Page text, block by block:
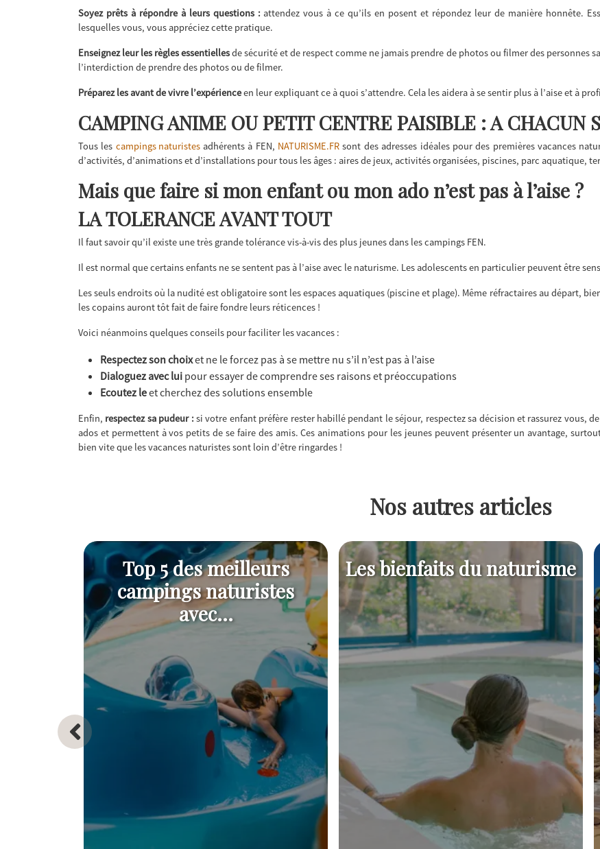
Soyez prêts à répondre à leurs questions :attendez vous à ce qu’ils en posent et répondez leur de manière honnête.
lesquelles vous, vous appréciez cette pratique.
Enseignez leur les règles essentiellesde sécurité et de respect comme ne jamais prendre de photos ou filmer des personnes
l’interdiction de prendre des photos ou de filmer.
Préparez les avant de vivre l’expérienceen leur expliquant ce à quoi s’attendre. Cela les aidera à se sentir plus à l’aise et à
CAMPING ANIME OU PETIT CENTRE PAISIBLE : A CHACUN
Tous les campings naturistesadhérents à FEN, NATURISME.FR sont des adresses idéales pour des premières vacances
d’activités, d’animations et d’installations pour tous les âges : aires de jeux, activités organisées, piscines, parc aquatique,
Mais que faire si mon enfant ou mon ado n’est pas à l’aise ?
LA TOLERANCE AVANT TOUT
Il faut savoir qu’il existe une très grande tolérance vis-à-vis des plus jeunes dans les campings FEN.
Il est normal que certains enfants ne se sentent pas à l’aise avec le naturisme. Les adolescents en particulier peuvent être
Les seuls endroits où la nudité est obligatoire sont les espaces aquatiques (piscine et plage). Même réfractaires au départ,
les copains auront tôt fait de faire fondre leurs réticences !
Voici néanmoins quelques conseils pour faciliter les vacances :
Respectez son choixet ne le forcez pas à se mettre nu s’il n’est pas à l’aise
Dialoguez avec lui pour essayer de comprendre ses raisons et préoccupations
Ecoutez leet cherchez des solutions ensemble
Enfin, respectez sa pudeur :si votre enfant préfère rester habillé pendant le séjour, respectez sa décision et rassurez vous,
ados et permettent à vos petits de se faire des amis. Ces animations pour les jeunes peuvent présenter un avantage,
bien vite que les vacances naturistes sont loin d’être ringardes !
Nos autres articles
Top 5 des meilleurs
campings naturistes
avec...
Les bienfaits du naturisme